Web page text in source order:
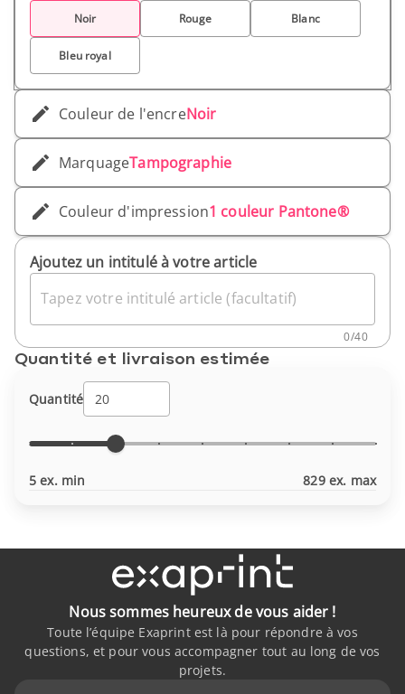
image responsable et éco-consciente auprès de
leurs clients et collaborateurs.
Noir Rouge Blanc
Bleu royal
Couleur de l'encreNoir
MarquageTampographie
Couleur d'impression1 couleur Pantone®
Ajoutez un intitulé à votre article
Tapez votre intitulé article (facultatif)
0/40
Quantité et livraison estimée
Quantité
5 ex. min 829 ex. max
Nous sommes heureux de vous aider !
Toute l’équipe Exaprint est là pour répondre à vos
questions, et pour vous accompagner tout au long de vos
projets.